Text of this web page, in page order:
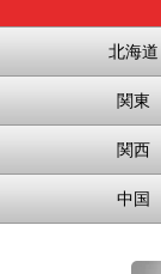
北海道
関東
関西
中国